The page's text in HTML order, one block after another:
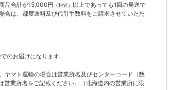
品合計が15,000円 （税込） 以上であっても1回の発送で
合は、都度送料及び代引手数料をご請求させていただ
のお届けになります。
ヤマト運輸の場合は営業所名及びセンターコード（数
営業所名をご記載ください。（北海道内の営業所に限